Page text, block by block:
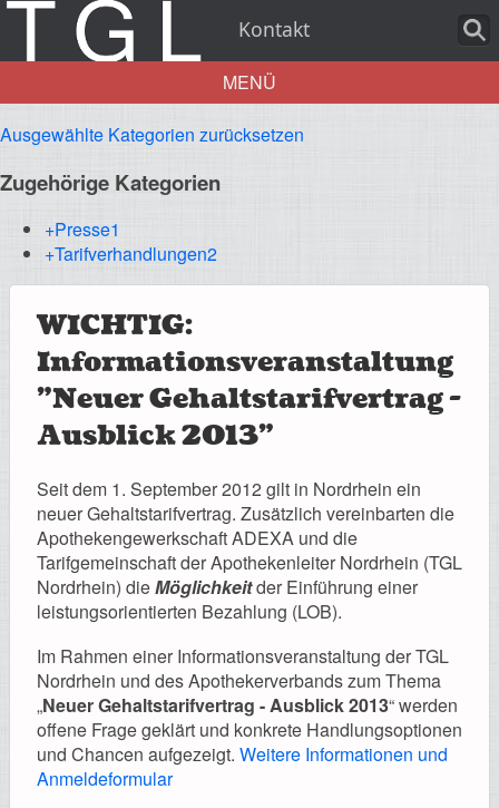
Kontakt
Aktuelles
Über uns
Leistungen
Registrierung
Hilfe
MENÜ
Ausgewählte Kategorien zurücksetzen
Zugehörige Kategorien
+Presse1
+Tarifverhandlungen2
WICHTIG:
Informationsveranstaltung
"Neuer Gehaltstarifvertrag -
Ausblick 2013"
Seit dem 1. September 2012 gilt in Nordrhein ein
neuer Gehaltstarifvertrag. Zusätzlich vereinbarten die
Apothekengewerkschaft ADEXA und die
Tarifgemeinschaft der Apothekenleiter Nordrhein (TGL
Nordrhein) dieMöglichkeitder Einführung einer
leistungsorientierten Bezahlung (LOB).
Im Rahmen einer Informationsveranstaltung der TGL
Nordrhein und des Apothekerverbands zum Thema
„Neuer Gehaltstarifvertrag - Ausblick 2013“ werden
offene Frage geklärt und konkrete Handlungsoptionen
und Chancen aufgezeigt. Weitere Informationen und
Anmeldeformular